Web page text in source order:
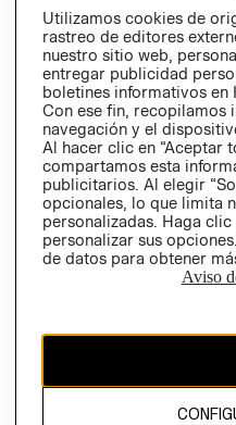
Colombia ($)
CAMBIAR REGIÓN
El contenido de esta página
propiedad de H&M Hennes &
Utilizamos cookies de
rastreo de editores
nuestro sitio web,
entregar publicidad
boletines informativos en
Con ese fin, recopilamos
navegación y el
Al hacer clic en “Aceptar
compartamos esta
publicitarios. Al elegir
opcionales, lo que limita
personalizadas. Haga
personalizar sus
de datos para obtener
Aviso